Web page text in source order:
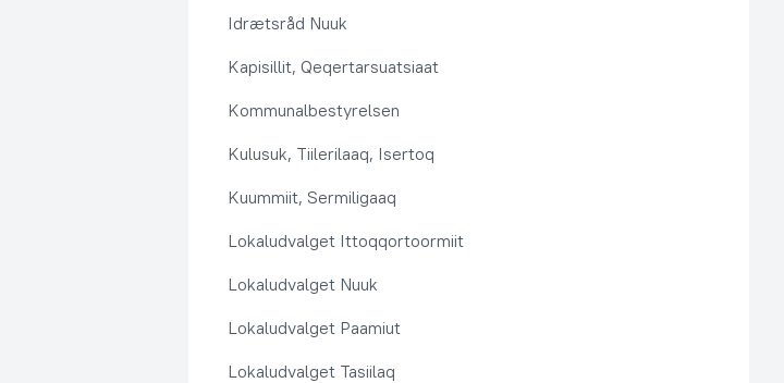
Idrætsråd Nuuk
Kapisillit, Qeqertarsuatsiaat
Kommunalbestyrelsen
Kulusuk, Tiilerilaaq, Isertoq
Kuummiit, Sermiligaaq
Lokaludvalget Ittoqqortoormiit
Lokaludvalget Nuuk
Lokaludvalget Paamiut
Lokaludvalget Tasiilaq